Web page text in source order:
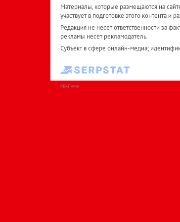
Материалы, которые размещаются на
участвует в подготовке этого контента и
Редакция не несет ответственности за
рекламы несет рекламодатель.
Субъект в сфере онлайн-медиа;
РЕКЛАМА